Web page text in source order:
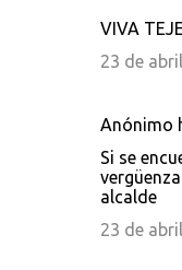
VIVA
23 de
Anónimo
Si se
alcalde
23 de